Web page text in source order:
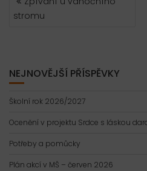
PRO
PŘÍSPĚVEK
stromu
NEJNOVĚJŠÍ PŘÍSPĚVKY
Školní rok 2026/2027
Ocenění v projektu Srdce s láskou
Potřeby a pomůcky
Plán akcí v MŠ – červen 2026